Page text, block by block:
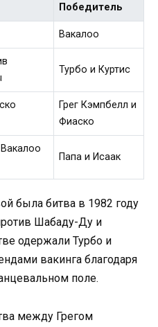
Победитель
Вакалоо
Турбо и Куртис
Грег Кэмпбелл и
Фиаско
Папа и Исаак
была битва в 1982 году
Шабаду-Ду и
одержали Турбо и
вакинга благодаря
поле.
между Грегом